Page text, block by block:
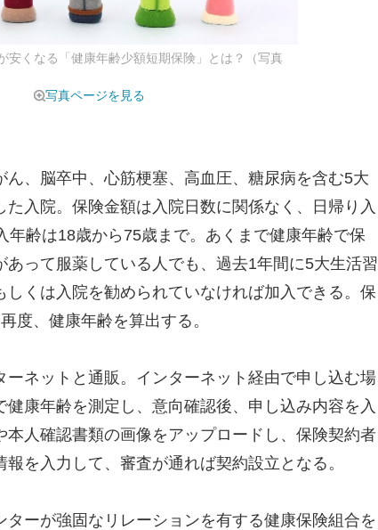
安くなる「健康年齢少額短期保険」とは？（写真
写真ページを見る
、脳卒中、心筋梗塞、高血圧、糖尿病を含む5大
入院。保険金額は入院日数に関係なく、日帰り入
年齢は18歳から75歳まで。あくまで健康年齢で保
あって服薬している人でも、過去1年間に5大生活習
くは入院を勧められていなければ加入できる。保
度、健康年齢を算出する。
ネットと通販。インターネット経由で申し込む場
康年齢を測定し、意向確認後、申し込み内容を入
本人確認書類の画像をアップロードし、保険契約者
を入力して、審査が通れば契約設立となる。
ーが強固なリレーションを有する健康保険組合を